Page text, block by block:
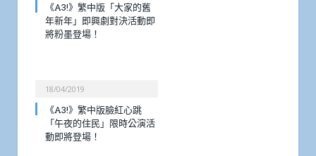
《A3!》繁中版「大家的舊
年新年」即興劇對決活動即
將粉墨登場！
18/04/2019
《A3!》繁中版臉紅心跳
「午夜的住民」限時公演活
動即將登場！